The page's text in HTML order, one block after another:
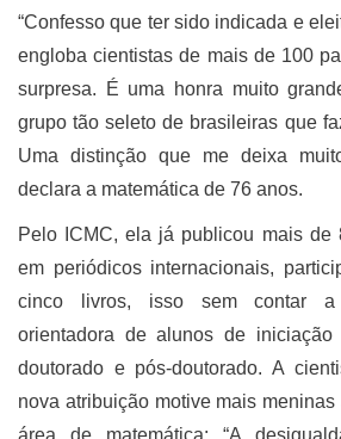
“Confesso que ter sido indicada e
engloba cientistas de mais de 100
surpresa. É uma honra muito
grupo tão seleto de brasileiras que
Uma distinção que me deixa
declara a matemática de 76 anos.
Pelo ICMC, ela já publicou mais de
em periódicos internacionais,
cinco livros, isso sem contar a
orientadora de alunos de iniciação
doutorado e pós-doutorado. A
nova atribuição motive mais
área de matemática: “A